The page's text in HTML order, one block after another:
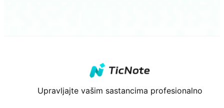
Upravljajte vašim sastancima profesionalno